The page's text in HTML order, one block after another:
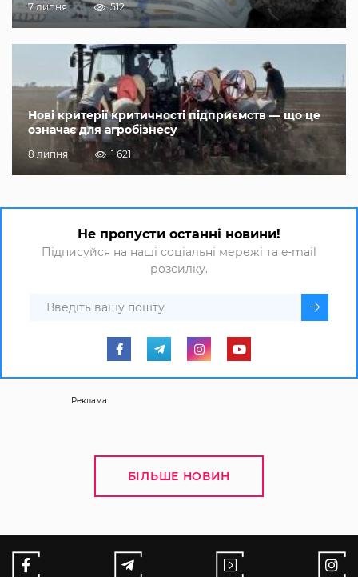
7 липня 512
Нові критерії критичності підприємств — що це
означає для агробізнесу
8 липня 1 621
Не пропусти останні новини!
Підписуйся на наші соціальні мережі та e-mail
розсилку.
Реклама
БІЛЬШЕ НОВИН